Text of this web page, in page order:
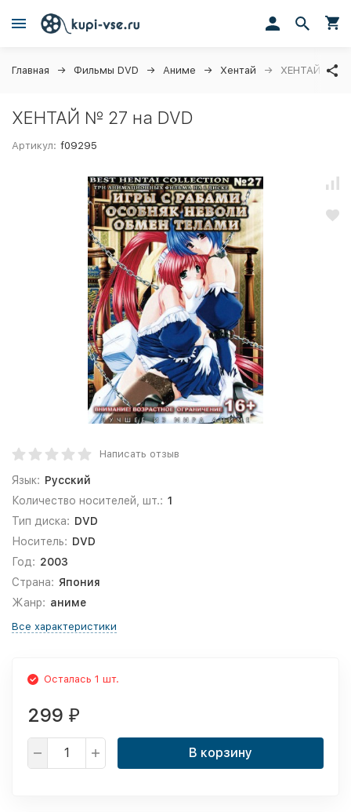
Главная Фильмы DVD Аниме Хентай ХЕНТАЙ № 27
ХЕНТАЙ № 27 на DVD
Артикул: f09295
Написать отзыв
Язык: Русский
Количество носителей, шт.: 1
Тип диска: DVD
Носитель: DVD
Год: 2003
Страна: Япония
Жанр: аниме
Все характеристики
Осталась 1 шт.
299 ₽
В корзину